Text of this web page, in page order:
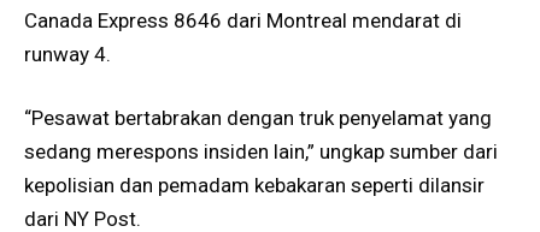
Canada Express 8646 dari Montreal mendarat di
runway 4.
“Pesawat bertabrakan dengan truk penyelamat yang
sedang merespons insiden lain,” ungkap sumber dari
kepolisian dan pemadam kebakaran seperti dilansir
dari NY Post.